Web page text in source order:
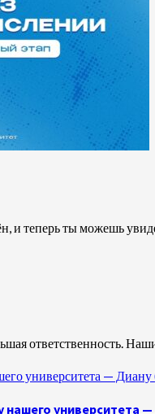
и теперь ты можешь
ответственность.
университета —
нашего